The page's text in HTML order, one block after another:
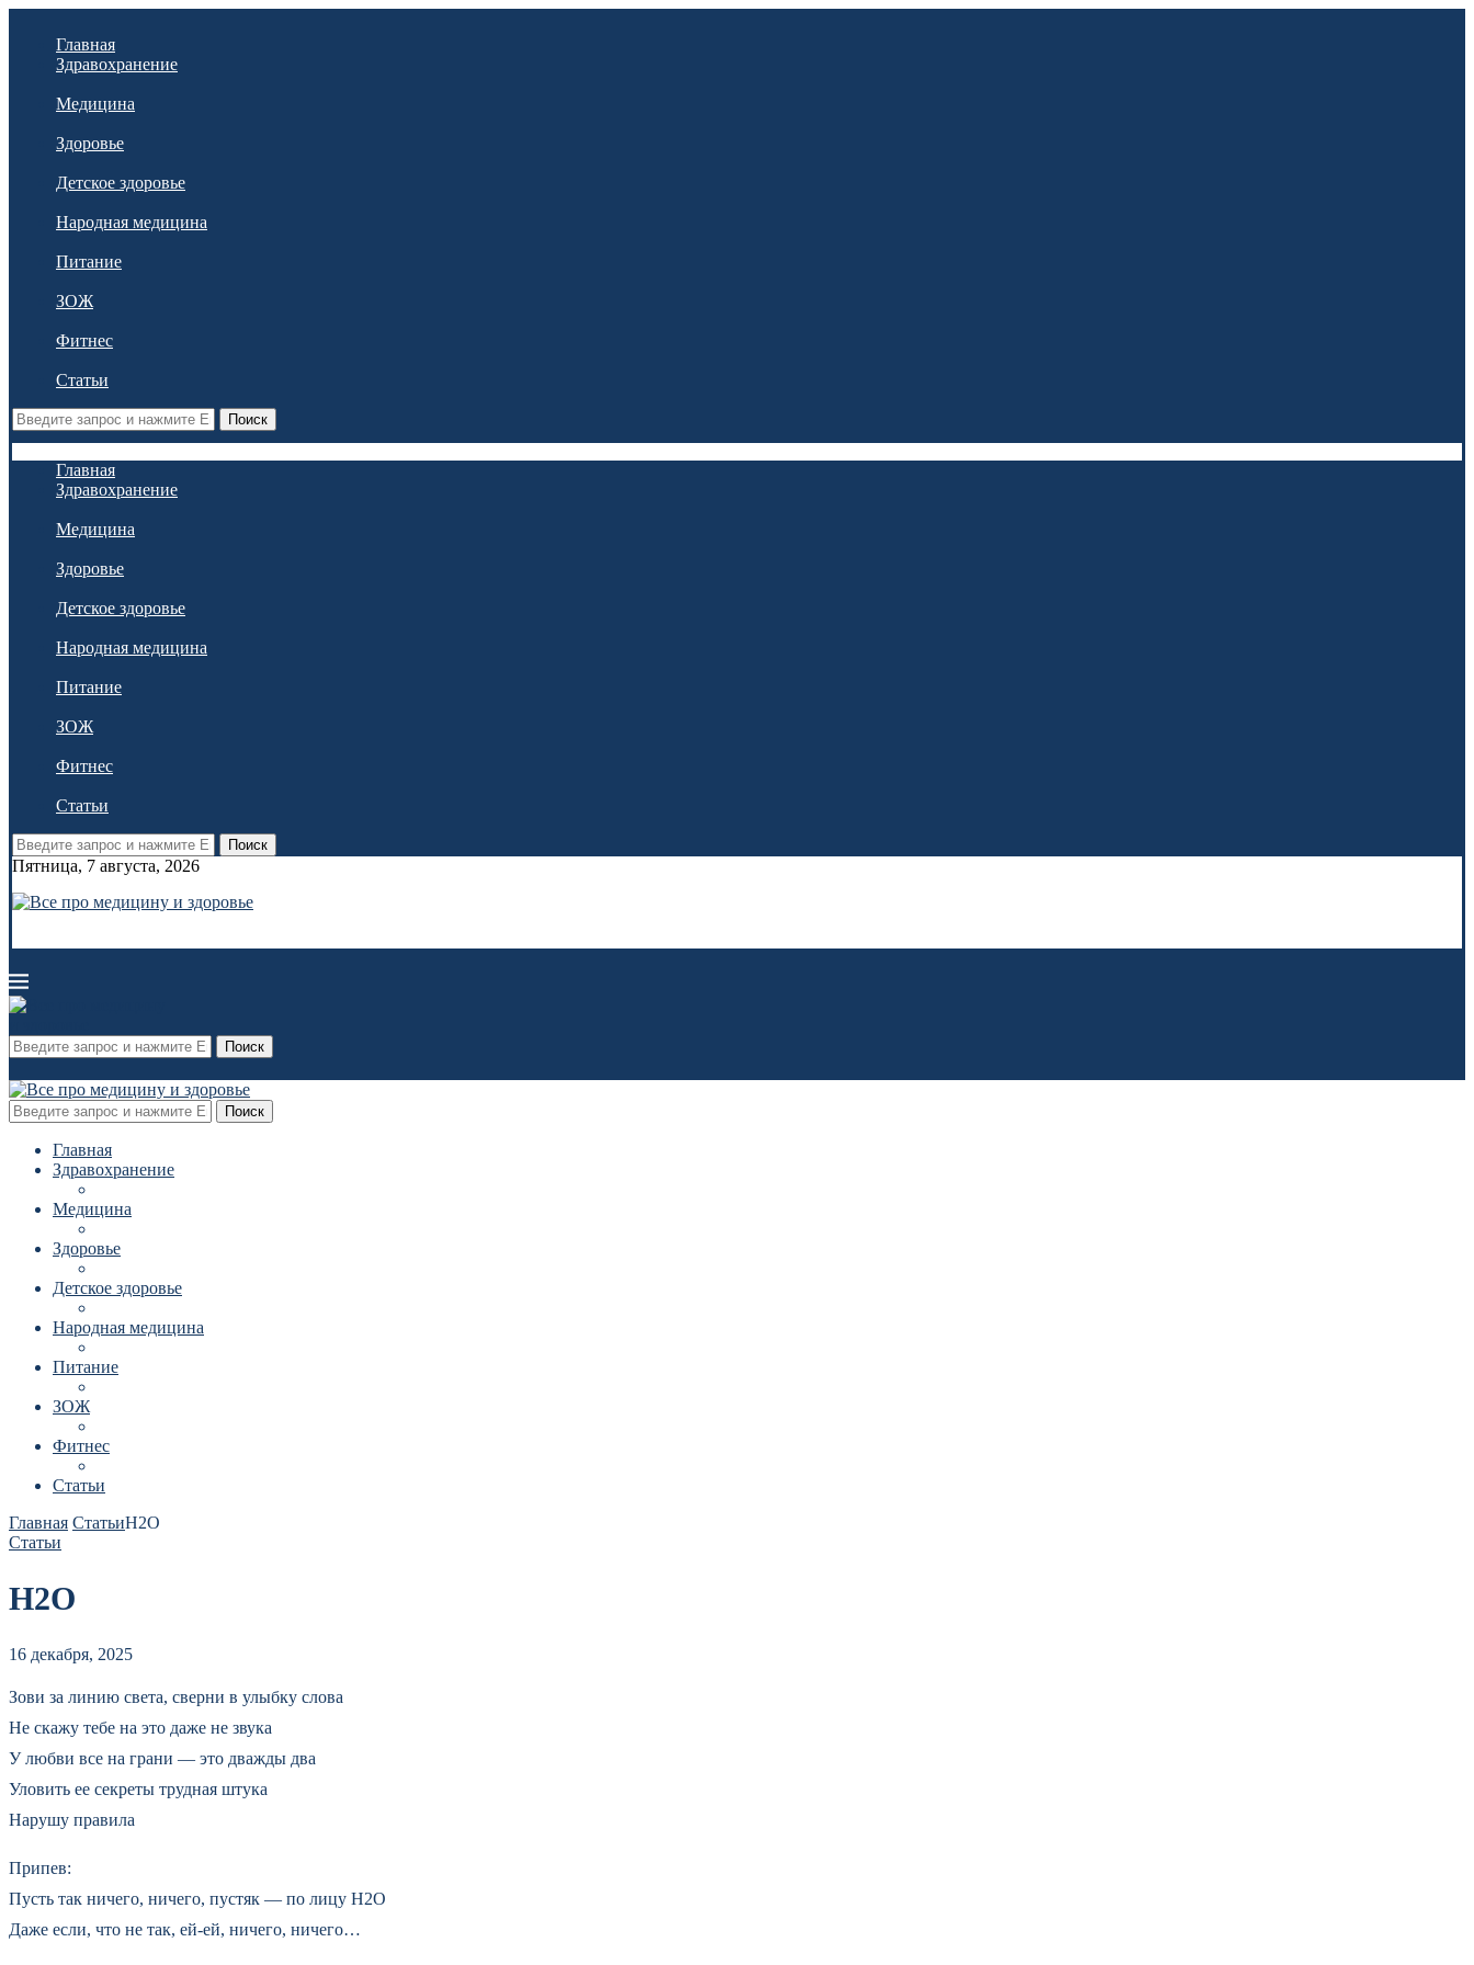
Главная
Здравохранение
Медицина
Здоровье
Детское здоровье
Народная медицина
Питание
ЗОЖ
Фитнес
Статьи
Поиск
Главная
Здравохранение
Медицина
Здоровье
Детское здоровье
Народная медицина
Питание
ЗОЖ
Фитнес
Статьи
Поиск
Пятница, 7 августа, 2026
Поиск
Поиск
Главная
Здравохранение
Медицина
Здоровье
Детское здоровье
Народная медицина
Питание
ЗОЖ
Фитнес
Статьи
Главная СтатьиH2O
Статьи
H2O
16 декабря, 2025
Зови за линию света, сверни в улыбку слова
Не скажу тебе на это даже не звука
У любви все на грани — это дважды два
Уловить ее секреты трудная штука
Нарушу правила
Припев:
Пусть так ничего, ничего, пустяк — по лицу Н2О
Даже если, что не так, ей-ей, ничего, ничего…